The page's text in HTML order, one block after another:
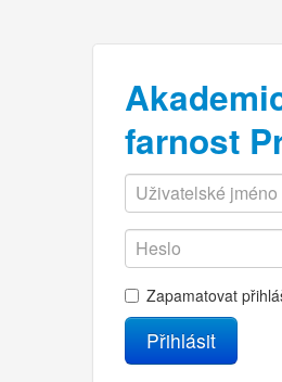
farnost
Zapamatovat
Přihlásit